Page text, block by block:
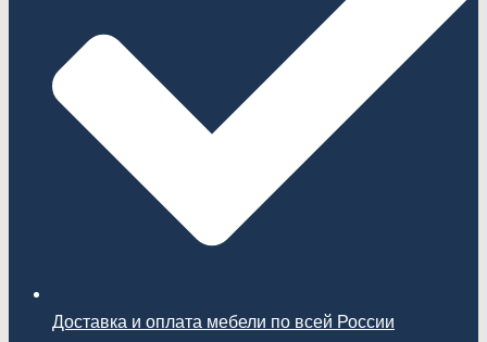
Доставка и оплата мебели по всей России